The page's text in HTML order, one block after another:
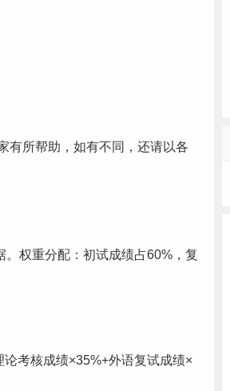
有所帮助，如有不同，还请以各
权重分配：初试成绩占60%，复
考核成绩×35%+外语复试成绩×